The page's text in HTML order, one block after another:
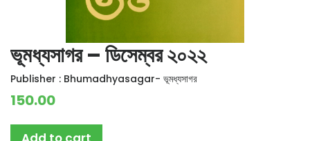
ভূমধ্যসাগর – ডিসেম্বর ২০২২
Publisher : Bhumadhyasagar- ভূমধ্যসাগর
150.00